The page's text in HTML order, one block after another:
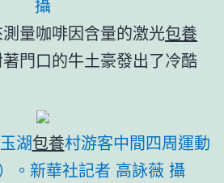
攝
量咖啡因含量的激光包養
門口的牛土豪發出了冷酷
湖包養村游客中間四周運動
。新華社記者 高詠薇 攝